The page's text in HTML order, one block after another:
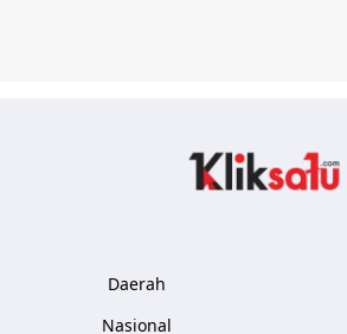
Daerah
Nasional